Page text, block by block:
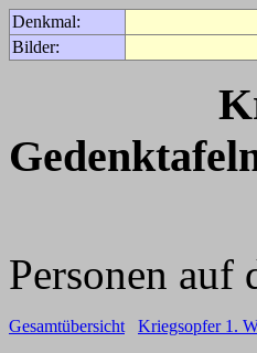
Denkmal:
Bilder:
(Für
Personen auf
Gesamtübersicht Kriegsopfer 1.